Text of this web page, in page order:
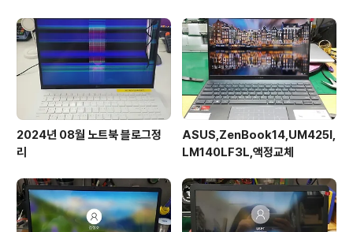
2024년 08월 노트북 블로그정
리
ASUS,ZenBook14,UM425I,
LM140LF3L,액정교체